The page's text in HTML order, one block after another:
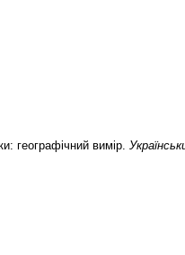
географічний вимір.